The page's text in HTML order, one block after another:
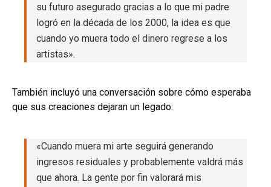
su futuro asegurado gracias a lo que mi padre
logró en la década de los 2000, la idea es que
cuando yo muera todo el dinero regrese a los
artistas».
También incluyó una conversación sobre cómo esperaba
que sus creaciones dejaran un legado:
«Cuando muera mi arte seguirá generando
ingresos residuales y probablemente valdrá más
que ahora. La gente por fin valorará mis